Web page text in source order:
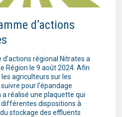
d’actions
régional Nitrates a
Région le 9 août 2024. Afin
agriculteurs sur les
pour l’épandage
a réalisé une plaquette qui
dispositions à
stockage des effluents